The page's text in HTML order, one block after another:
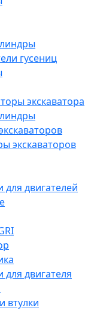
гусениц
экскаватора
экскаваторов
для двигателей
для двигателя
втулки